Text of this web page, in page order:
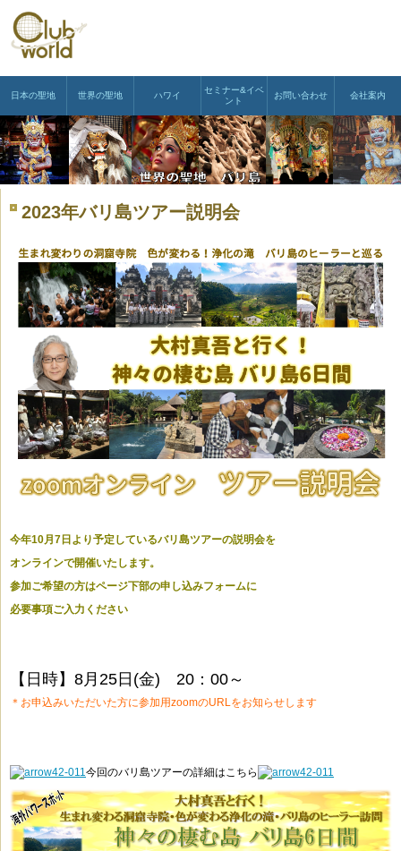
日本の聖地 世界の聖地 ハワイ
セミナー&イベ
ント
お問い合わせ 会社案内
2023年バリ島ツアー説明会
今年10月7日より予定しているバリ島ツアーの説明会を
オンラインで開催いたします。
参加ご希望の方はページ下部の申し込みフォームに
必要事項ご入力ください
【日時】 8月25日(金) 20：00～
＊お申込みいただいた方に参加用zoomのURLをお知らせします
今回のバリ島ツアーの詳細はこちら